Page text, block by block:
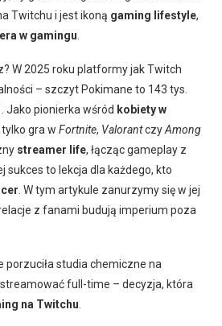
Twitchu i jest ikoną gaming lifestyle,
w gamingu
W 2025 roku platformy jak Twitch
– szczyt Pokimane to 143 tys.
Jako pionierka wśród kobiety w
gra w Fortnite, ValorantczyAmong
streamer life, łącząc gameplay z
sukces to lekcja dla każdego, kto
. W tym artykule zanurzymy się w jej
z fanami budują imperium poza
porzuciła studia chemiczne na
full-time – decyzja, która
na Twitchu